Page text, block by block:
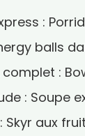
:
balls
complet :
: Soupe
Skyr aux